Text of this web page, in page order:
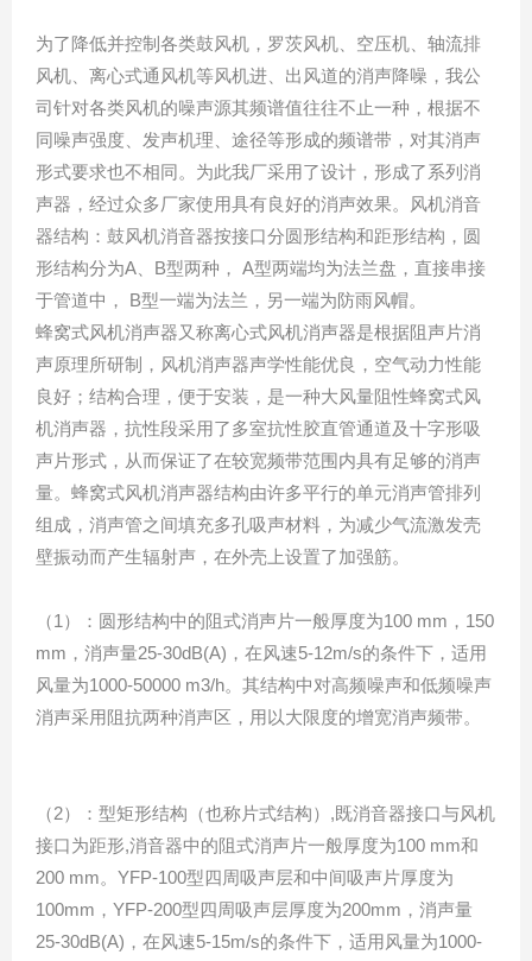
为了降低并控制各类鼓风机，罗茨风机、空压机、轴流排
风机、离心式通风机等风机进、出风道的消声降噪，我公
司针对各类风机的噪声源其频谱值往往不止一种，根据不
同噪声强度、发声机理、途径等形成的频谱带，对其消声
形式要求也不相同。为此我厂采用了设计，形成了系列消
声器，经过众多厂家使用具有良好的消声效果。风机消音
器结构：鼓风机消音器按接口分圆形结构和距形结构，圆
形结构分为A、B型两种， A型两端均为法兰盘，直接串接
于管道中， B型一端为法兰，另一端为防雨风帽。
蜂窝式风机消声器又称离心式风机消声器是根据阻声片消
声原理所研制，风机消声器声学性能优良，空气动力性能
良好；结构合理，便于安装，是一种大风量阻性蜂窝式风
机消声器，抗性段采用了多室抗性胶直管通道及十字形吸
声片形式，从而保证了在较宽频带范围内具有足够的消声
量。蜂窝式风机消声器结构由许多平行的单元消声管排列
组成，消声管之间填充多孔吸声材料，为减少气流激发壳
壁振动而产生辐射声，在外壳上设置了加强筋。
（1）：圆形结构中的阻式消声片一般厚度为100 mm，150
mm，消声量25-30dB(A)，在风速5-12m/s的条件下，适用
风量为1000-50000 m3/h。其结构中对高频噪声和低频噪声
消声采用阻抗两种消声区，用以大限度的增宽消声频带。
（2）：型矩形结构（也称片式结构）,既消音器接口与风机
接口为距形,消音器中的阻式消声片一般厚度为100 mm和
200 mm。YFP-100型四周吸声层和中间吸声片厚度为
100mm，YFP-200型四周吸声层厚度为200mm，消声量
25-30dB(A)，在风速5-15m/s的条件下，适用风量为1000-